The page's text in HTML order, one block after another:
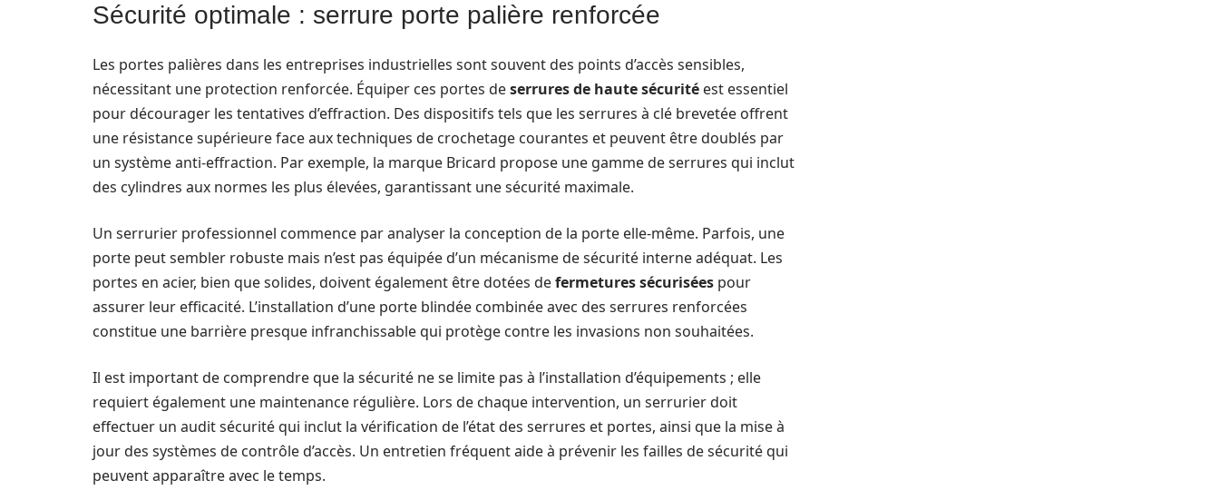
Sécurité optimale : serrure porte palière renforcée
Les portes palières dans les entreprises industrielles sont souvent des points d’accès sensibles,
nécessitant une protection renforcée. Équiper ces portes deserrures de haute sécurité est essentiel
pour décourager les tentatives d’effraction. Des dispositifs tels que les serrures à clé brevetée offrent
une résistance supérieure face aux techniques de crochetage courantes et peuvent être doublés par
un système anti-effraction. Par exemple, la marque Bricard propose une gamme de serrures qui inclut
des cylindres aux normes les plus élevées, garantissant une sécurité maximale.
Un serrurier professionnel commence par analyser la conception de la porte elle-même. Parfois, une
porte peut sembler robuste mais n’est pas équipée d’un mécanisme de sécurité interne adéquat. Les
portes en acier, bien que solides, doivent également être dotées defermetures sécurisées pour
assurer leur efficacité. L’installation d’une porte blindée combinée avec des serrures renforcées
constitue une barrière presque infranchissable qui protège contre les invasions non souhaitées.
Il est important de comprendre que la sécurité ne se limite pas à l’installation d’équipements ; elle
requiert également une maintenance régulière. Lors de chaque intervention, un serrurier doit
effectuer un audit sécurité qui inclut la vérification de l’état des serrures et portes, ainsi que la mise à
jour des systèmes de contrôle d’accès. Un entretien fréquent aide à prévenir les failles de sécurité qui
peuvent apparaître avec le temps.